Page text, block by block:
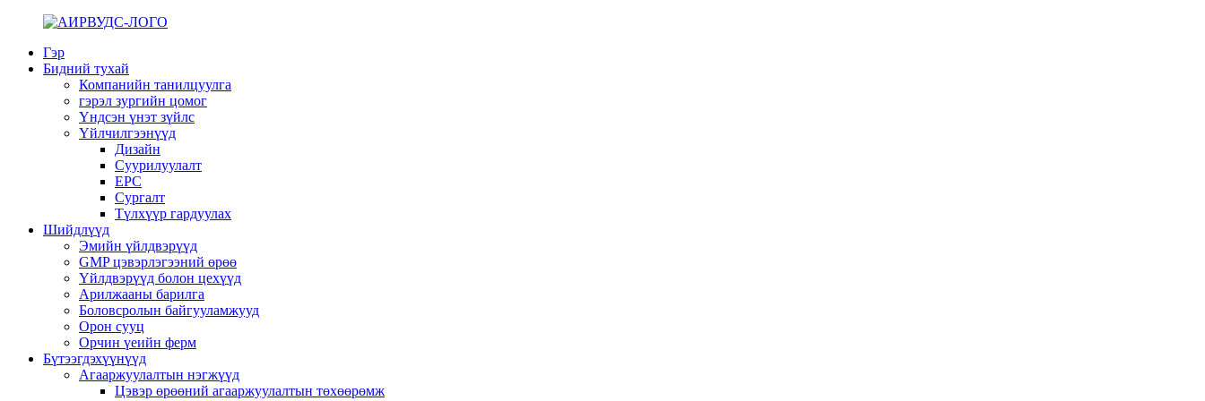
Гэр
Бидний тухай
Компанийн танилцуулга
гэрэл зургийн цомог
Үндсэн үнэт зүйлс
Үйлчилгээнүүд
Дизайн
Суурилуулалт
EPC
Сургалт
Түлхүүр гардуулах
Шийдлүүд
Эмийн үйлдвэрүүд
GMP цэвэрлэгээний өрөө
Үйлдвэрүүд болон цехүүд
Арилжааны барилга
Боловсролын байгууламжууд
Орон сууц
Орчин үеийн ферм
Бүтээгдэхүүнүүд
Агааржуулалтын нэгжүүд
Цэвэр өрөөний агааржуулалтын төхөөрөмж